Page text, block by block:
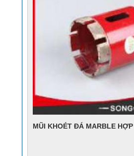
MŨI KHOÉT ĐÁ MARBLE